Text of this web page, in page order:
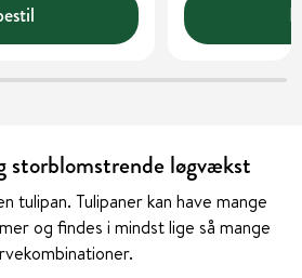
storblomstrende løgvækst
tulipan. Tulipaner kan have mange
og findes i mindst lige så mange